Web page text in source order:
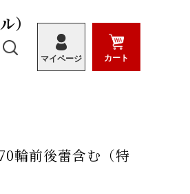
）
マイページ カート
輪前後蕾含む（特